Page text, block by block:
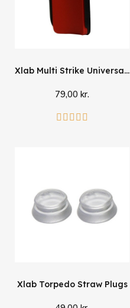
Xlab Multi Strike Universal Holder
79,00 kr.
    
Xlab Torpedo Straw Plugs